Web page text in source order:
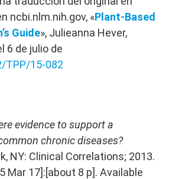
ncbi.nlm.nih.gov, «Plant-Based
Guide», Julieanna Hever,
6 de julio de
TPP/15-082
evidence to support a
chronic diseases?
NY: Clinical Correlations; 2013.
Mar 17]:[about 8 p]. Available